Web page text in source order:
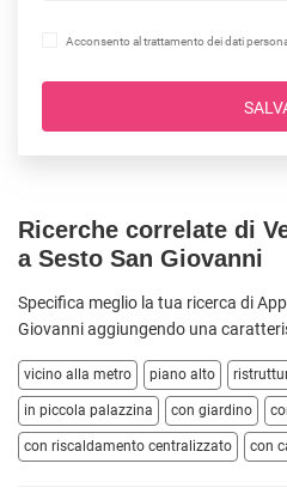
Acconsento al trattamento dei dati
Ricerche correlate di
a Sesto San Giovanni
Specifica meglio la tua ricerca di
Giovanni aggiungendo una
vicino alla metro piano alto
in piccola palazzina con giardino
con riscaldamento centralizzato con